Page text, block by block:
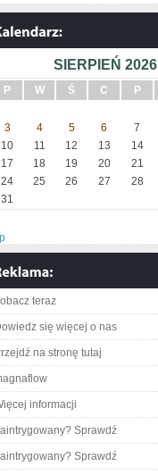
SIERPIEŃ 2026
P W Ś C P
3
4 5 6 7
10
11 12 13 14
17
18 19 20 21
24
25 26 27 28
31
teraz
się więcej o nas
na stronę tutaj
informacji
Sprawdź
Sprawdź